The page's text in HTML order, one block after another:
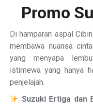
Promo
Di hamparan aspal
membawa nuansa
yang menyapa
istimewa yang hanya
penjelajah.
Suzuki Ertiga dan